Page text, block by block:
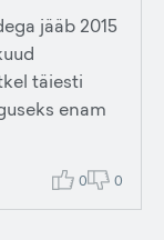
jääb 2015
täiesti
enam
0 0